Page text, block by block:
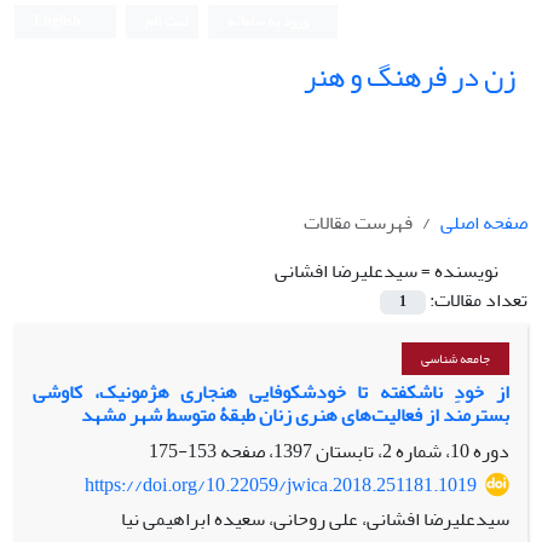
زن در فرهنگ و هنر
صفحه اصلی
فهرست مقالات
نویسنده =سیدعلیرضا افشانی
تعداد مقالات:
1
جامعه شناسی
از خودِ ناشکفته تا خودشکوفایی هنجاری هژمونیک، کاوشی
بسترمند از فعالیت‌های هنری زنان طبقۀ متوسط شهر مشهد
دوره 10، شماره 2، تابستان 1397، صفحه
153-175
https://doi.org/10.22059/jwica.2018.251181.1019
سیدعلیرضا افشانی، علی روحانی، سعیده ابراهیمی نیا